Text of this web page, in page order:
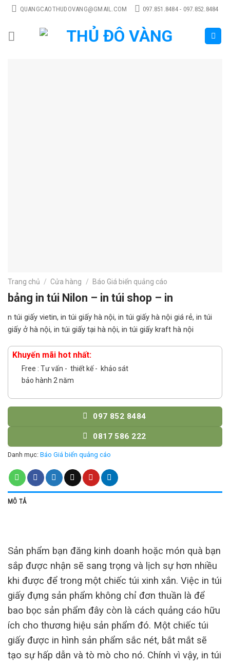
Skip
content
QUANGCAOTHUDOVANG@GMAIL.COM 097.851.8484 - 097.852.8484
Trang chủ / Cửa hàng / Báo Giá biển quảng cáo
bảng in túi Nilon – in túi shop – in
n túi giấy vietin, in túi giấy hà nội, in túi giấy hà nội giá rẻ, in túi
giấy ở hà nội, in túi giấy tại hà nội, in túi giấy kraft hà nội
Khuyến mãi hot nhất:
Free : Tư vấn - thiết kế - khảo sát
bảo hành 2 năm
097 852 8484
0817 586 222
Danh mục: Báo Giá biển quảng cáo
MÔ TẢ
Sản phẩm bạn đăng kinh doanh hoặc món quà bạn
sắp được nhận sẽ sang trọng và lịch sự hơn nhiều
khi được để trong một chiếc túi xinh xắn. Việc in túi
giấy đựng sản phẩm không chỉ đơn thuần là để
bao bọc sản phẩm đây còn là cách quảng cáo hữu
ích cho thương hiệu sản phẩm đó. Một chiếc túi
giấy được in hình sản phẩm sắc nét, bắt mắt sẽ
tạo sự hấp dẫn và tò mò cho nó. Chính vì vậy, in túi